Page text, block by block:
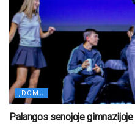
ĮDOMU
Palangos senojoje